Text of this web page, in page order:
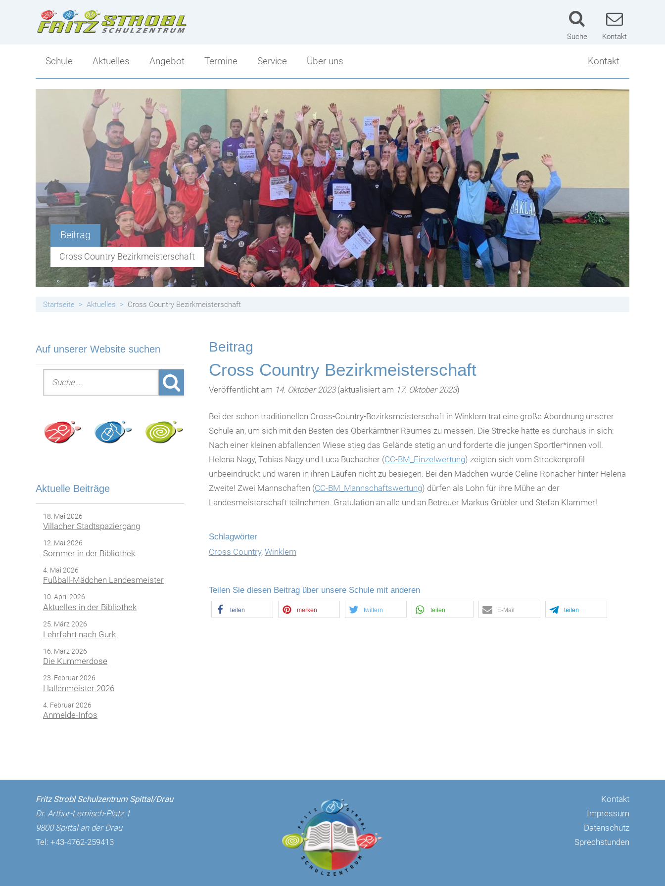
Suche Kontakt
Schule
Direktion
Tagesbetreuung
Berufs- und Bildungsorientierung
Schulsozialarbeit
Elternverein
Handyfreie Klassen
Aktuelles Angebot
Angebot
Ski-Mittelschule
Sportlicher Schwerpunkt
Mittelschule-Übersicht
Termine Service
Service
Sprechstunden
Schularbeitentermine
Stundenpläne
Bibliothek
Jugendcoaching
Facebook Fanpage
Über uns
Über uns
Schulbeginn
Stundenzeiten
Fritz Strobl
Angebot im Überblick
Unsere Sponsoren
Kontakt
Kontakt
Datenschutzerklärung
Beitrag
Cross Country Bezirkmeisterschaft
Startseite Aktuelles Cross Country Bezirkmeisterschaft
Beitrag
Cross Country Bezirkmeisterschaft
Veröffentlicht am 14. Oktober 2023(aktualisiert am 17. Oktober 2023)
Bei der schon traditionellen Cross-Country-Bezirksmeisterschaft in Winklern trat eine große Abordnung unserer
Schule an, um sich mit den Besten des Oberkärntner Raumes zu messen. Die Strecke hatte es durchaus in sich:
Nach einer kleinen abfallenden Wiese stieg das Gelände stetig an und forderte die jungen Sportler*innen voll.
Helena Nagy, Tobias Nagy und Luca Buchacher (CC-BM_Einzelwertung) zeigten sich vom Streckenprofil
unbeeindruckt und waren in ihren Läufen nicht zu besiegen. Bei den Mädchen wurde Celine Ronacher hinter Helena
Zweite! Zwei Mannschaften (CC-BM_Mannschaftswertung) dürfen als Lohn für ihre Mühe an der
Landesmeisterschaft teilnehmen. Gratulation an alle und an Betreuer Markus Grübler und Stefan Klammer!
Schlagwörter
Cross Country, Winklern
Teilen Sie diesen Beitrag über unsere Schule mit anderen
teilen merken twittern teilen E-Mail teilen
Auf unserer Website suchen
Suche nach:
Aktuelle Beiträge
18. Mai 2026
Villacher Stadtspaziergang
12. Mai 2026
Sommer in der Bibliothek
4. Mai 2026
Fußball-Mädchen Landesmeister
10. April 2026
Aktuelles in der Bibliothek
25. März 2026
Lehrfahrt nach Gurk
16. März 2026
Die Kummerdose
23. Februar 2026
Hallenmeister 2026
4. Februar 2026
Anmelde-Infos
Fritz Strobl Schulzentrum Spittal/Drau
Dr. Arthur-Lemisch-Platz 1
9800 Spittal an der Drau
Tel: +43-4762-259413
Kontakt
Impressum
Datenschutz
Sprechstunden